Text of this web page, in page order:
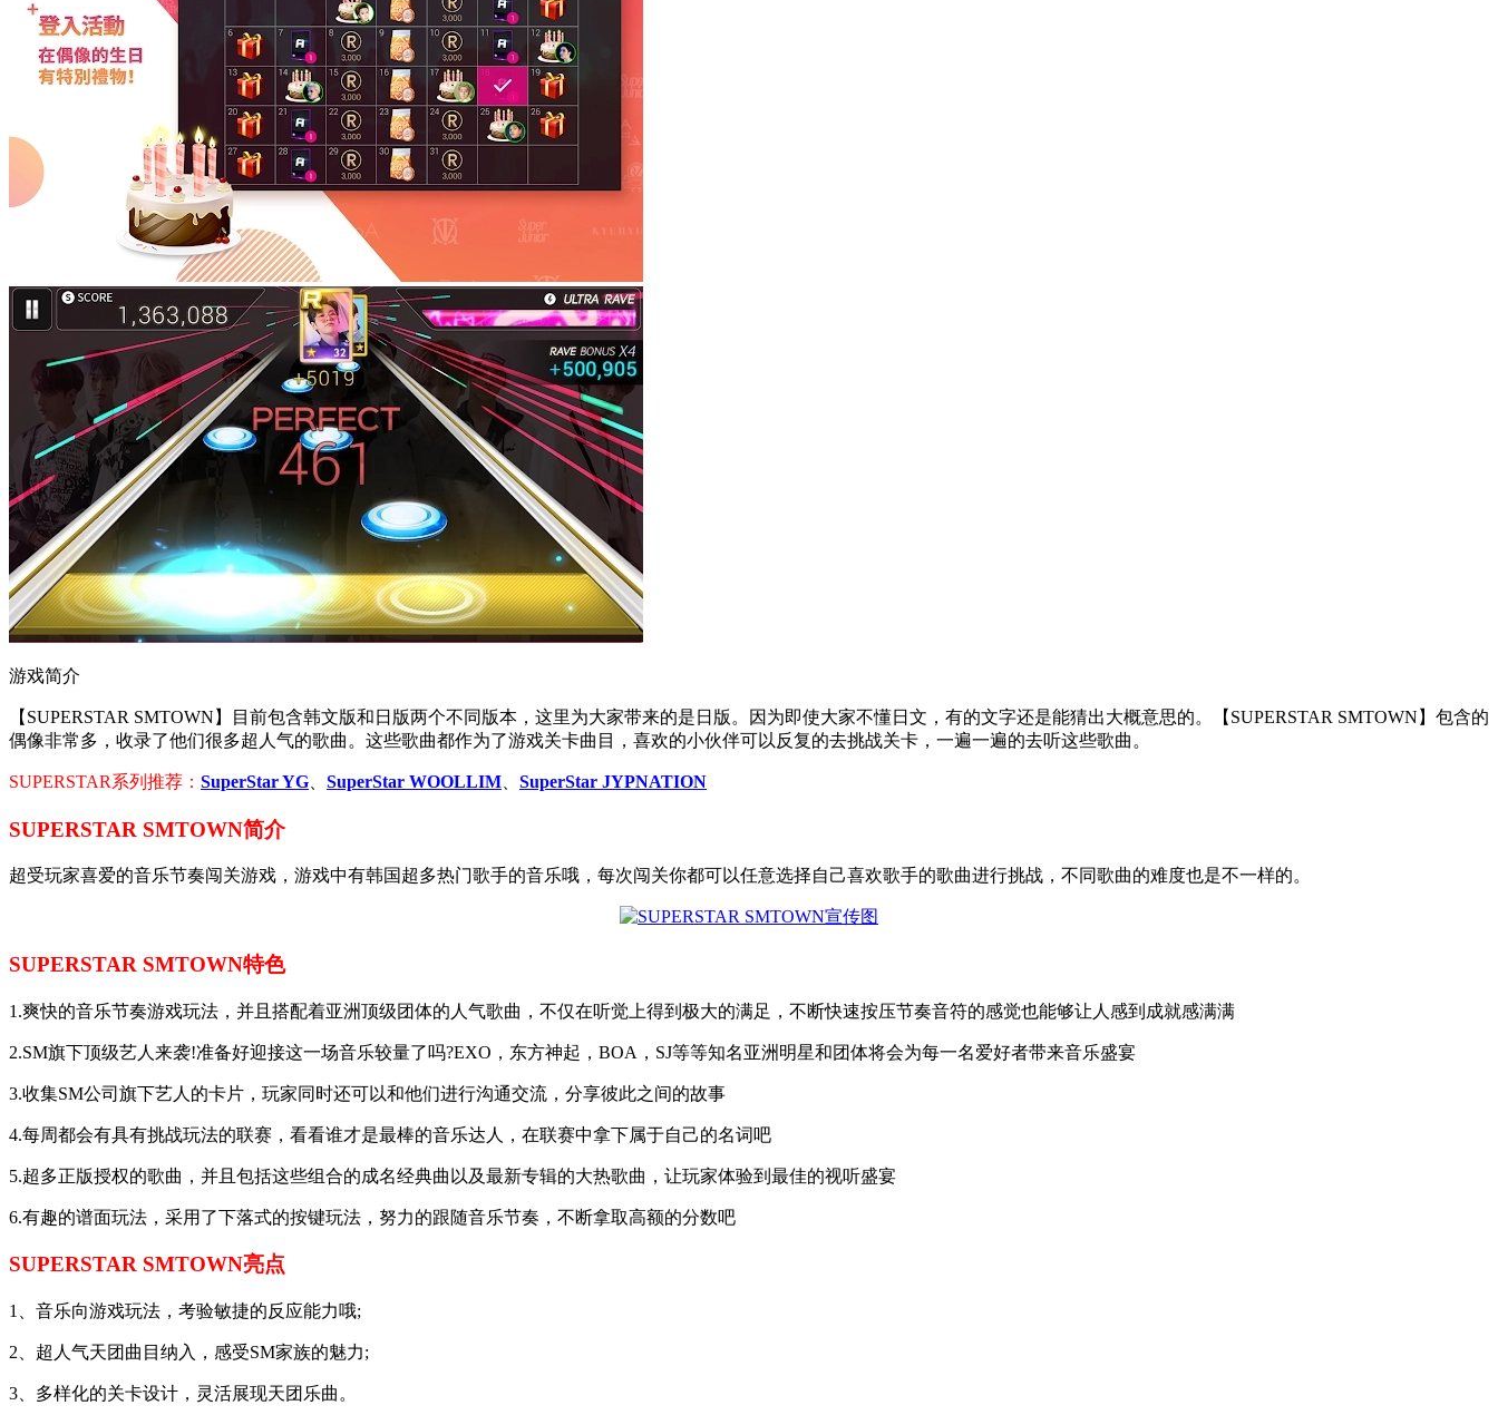
游戏简介
【SUPERSTAR SMTOWN】目前包含韩文版和日版两个不同版本，这里为大家带来的是日版。因为即使大家不懂日文，有的文字还是能猜出大概意思的。【SUPERSTAR SMTOWN】包含的
偶像非常多，收录了他们很多超人气的歌曲。这些歌曲都作为了游戏关卡曲目，喜欢的小伙伴可以反复的去挑战关卡，一遍一遍的去听这些歌曲。
SUPERSTAR系列推荐： SuperStar YG SuperStar WOOLLIM SuperStar JYPNATION
SUPERSTAR SMTOWN简介
超受玩家喜爱的音乐节奏闯关游戏，游戏中有韩国超多热门歌手的音乐哦，每次闯关你都可以任意选择自己喜欢歌手的歌曲进行挑战，不同歌曲的难度也是不一样的。
SUPERSTAR SMTOWN特色
1.爽快的音乐节奏游戏玩法，并且搭配着亚洲顶级团体的人气歌曲，不仅在听觉上得到极大的满足，不断快速按压节奏音符的感觉也能够让人感到成就感满满
2.SM旗下顶级艺人来袭!准备好迎接这一场音乐较量了吗?EXO，东方神起，BOA，SJ等等知名亚洲明星和团体将会为每一名爱好者带来音乐盛宴
3.收集SM公司旗下艺人的卡片，玩家同时还可以和他们进行沟通交流，分享彼此之间的故事
4.每周都会有具有挑战玩法的联赛，看看谁才是最棒的音乐达人，在联赛中拿下属于自己的名词吧
5.超多正版授权的歌曲，并且包括这些组合的成名经典曲以及最新专辑的大热歌曲，让玩家体验到最佳的视听盛宴
6.有趣的谱面玩法，采用了下落式的按键玩法，努力的跟随音乐节奏，不断拿取高额的分数吧
SUPERSTAR SMTOWN亮点
1、音乐向游戏玩法，考验敏捷的反应能力哦;
2、超人气天团曲目纳入，感受SM家族的魅力;
3、多样化的关卡设计，灵活展现天团乐曲。